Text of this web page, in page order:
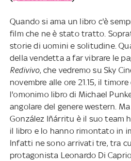
Quando si ama un libro c'è
film che ne è stato tratto.
storie di uomini e solitudine.
della vendetta a far vibrare le
Redivivo, che vedremo su Sky
novembre alle ore 21.15, il
l'omonimo libro di Michael
angolare del genere western.
González Iñárritu è il suo team
il libro e lo hanno rimontato in
Infatti ne sono arrivati tre, tra
protagonista Leonardo Di